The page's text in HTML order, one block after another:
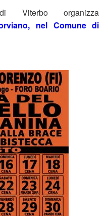
Viterbo organizza
nel Comune di